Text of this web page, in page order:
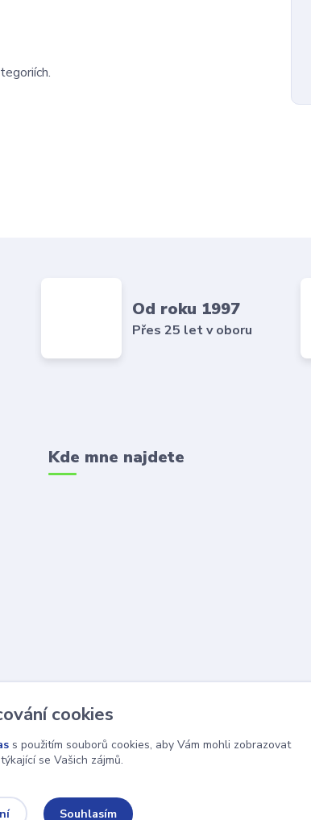
Od roku 1997
Přes 25 let v oboru
Kde mne najdete
cookies
s použitím souborů cookies, aby Vám mohli zobrazovat
se Vašich zájmů.
Souhlasím